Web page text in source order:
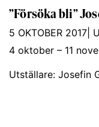
”Försöka bli”
5 OKTOBER 2017
4 oktober – 11
Utställare: Josefin